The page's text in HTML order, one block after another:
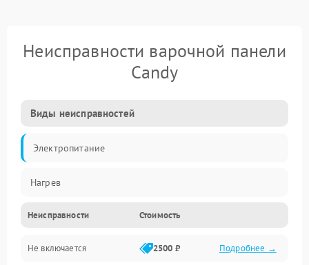
Неисправности варочной панели
Candy
Виды неисправностей
Электропитание
Нагрев
Неисправности Стоимость
Не включается 2500 ₽ Подробнее →